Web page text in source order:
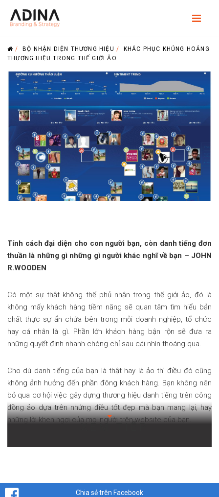
/ BỘ NHẬN DIỆN THƯƠNG HIỆU /
KHẮC PHỤC KHỦNG HOẢNG
THƯƠNG HIỆU TRONG THẾ GIỚI ẢO
Tính cách đại diện cho con người bạn, còn danh tiếng đơn
thuần là những gì những gì người khác nghĩ về bạn – JOHN
R.WOODEN
Có một sự thật không thể phủ nhận trong thế giới ảo, đó là
không mấy khách hàng tiềm năng sẽ quan tâm tìm hiểu bản
chất thực sự ẩn chứa bên trong mỗi doanh nghiệp, tổ chức
hay cá nhân là gì. Phần lớn khách hàng bận rộn sẽ đưa ra
những quyết định nhanh chóng chỉ sau cái nhìn thoáng qua.
Cho dù danh tiếng của bạn là thật hay là ảo thì điều đó cũng
không ảnh hưởng đến phần đông khách hàng. Bạn không nên
bỏ qua cơ hội việc gây dựng thương hiệu danh tiếng trên công
đồng ảo dựa trên nhứng điều tốt đẹp mà bạn mang lại, hay
những lời khen ngợi của mọi người trên website của bạn.
Giám sát quản lý thương hiệu trong thế giới ảo ngày nay đóng
Chia sẻ trên Facebook